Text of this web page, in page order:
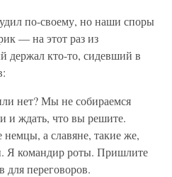
по-своему, но наши споры
— на этот раз из
держал кто-то, сидевший в
нет? Мы не собираемся
и ждать, что вы решите.
а славяне, такие же,
Я командир роты. Пришлите
для переговоров.